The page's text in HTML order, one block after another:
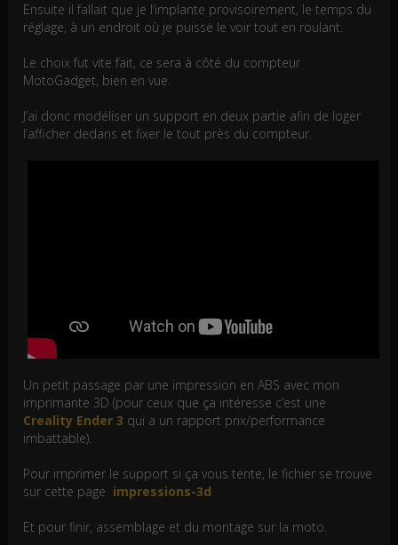
Ensuite il fallait que je l’implante provisoirement, le temps du
réglage, à un endroit où je puisse le voir tout en roulant.
Le choix fut vite fait, ce sera à côté du compteur
MotoGadget, bien en vue.
J’ai donc modéliser un support en deux partie afin de loger
l’afficher dedans et fixer le tout près du compteur.
Un petit passage par une impression en ABS avec mon
imprimante 3D (pour ceux que ça intéresse c’est une
Creality Ender 3 qui a un rapport prix/performance
imbattable).
Pour imprimer le support si ça vous tente, le fichier se trouve
sur cette page impressions-3d
Et pour finir, assemblage et du montage sur la moto.